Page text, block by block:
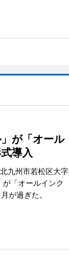
が「オール
導入
九州市若松区大字
「オールインク
が過ぎた。